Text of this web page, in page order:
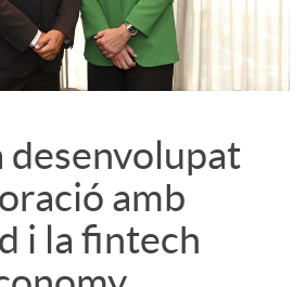
desenvolupat
amb
i la fintech